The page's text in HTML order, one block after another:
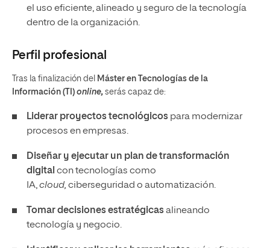
el uso eficiente, alineado y seguro de la tecnología
dentro de la organización.
Perfil profesional
Tras la finalización del Máster en Tecnologías de la
Información (TI) online, serás capaz de:
Liderar proyectos tecnológicos para modernizar
procesos en empresas.
Diseñar y ejecutar un plan de transformación
digital con tecnologías como
IA,cloud, ciberseguridad o automatización.
Tomar decisiones estratégicasalineando
tecnología y negocio.